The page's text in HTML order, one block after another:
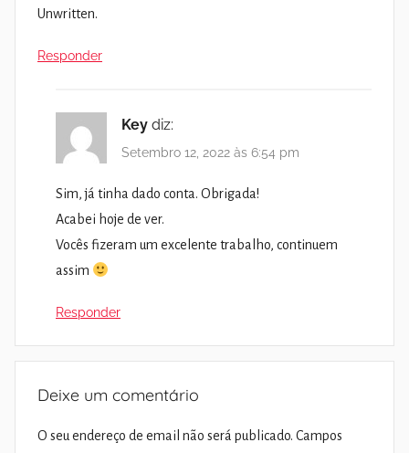
Unwritten.
Responder
Key diz:
Setembro 12, 2022 às 6:54 pm
Sim, já tinha dado conta. Obrigada!
Acabei hoje de ver.
Vocês fizeram um excelente trabalho, continuem
assim
Responder
Deixe um comentário
O seu endereço de email não será publicado. Campos